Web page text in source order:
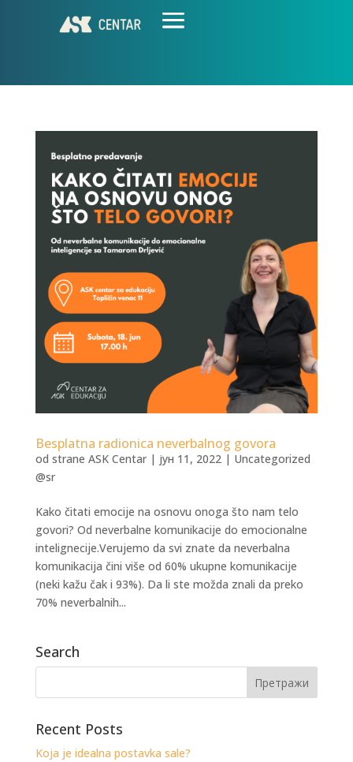
Besplatna radionica neverbalnog govora
od strane ASK Centar| јун 11, 2022| Uncategorized
@sr
Kako čitati emocije na osnovu onoga što nam telo
govori? Od neverbalne komunikacije do emocionalne
intelignecije.Verujemo da svi znate da neverbalna
komunikacija čini više od 60% ukupne komunikacije
(neki kažu čak i 93%). Da li ste možda znali da preko
70% neverbalnih...
Search
Recent Posts
Koja je idealna postavka sale?